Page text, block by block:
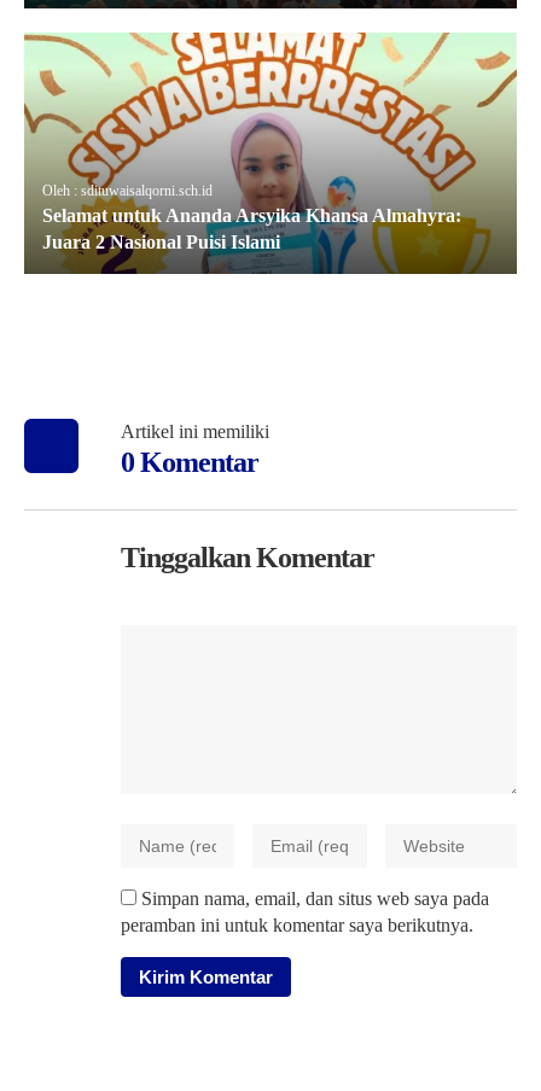
Oleh : sdituwaisalqorni.sch.id
Selamat untuk Ananda Arsyika Khansa Almahyra:
Juara 2 Nasional Puisi Islami
Artikel ini memiliki
0 Komentar
Tinggalkan Komentar
Simpan nama, email, dan situs web saya pada
peramban ini untuk komentar saya berikutnya.